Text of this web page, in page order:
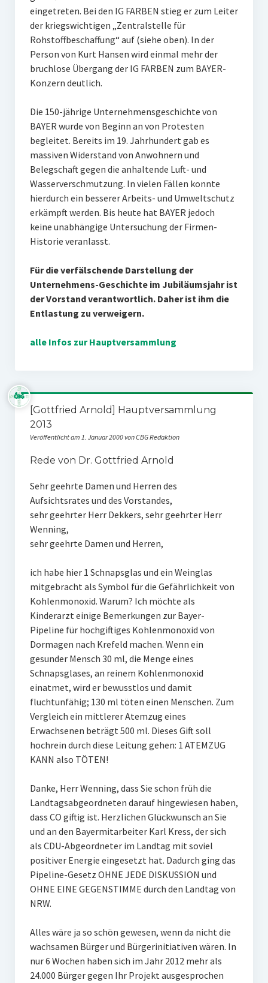
eingetreten. Bei den IG FARBEN stieg er zum Leiter
der kriegswichtigen „Zentralstelle für
Rohstoffbeschaffung“ auf (siehe oben). In der
Person von Kurt Hansen wird einmal mehr der
bruchlose Übergang der IG FARBEN zum BAYER-
Konzern deutlich.
Die 150-jährige Unternehmensgeschichte von
BAYER wurde von Beginn an von Protesten
begleitet. Bereits im 19. Jahrhundert gab es
massiven Widerstand von Anwohnern und
Belegschaft gegen die anhaltende Luft- und
Wasserverschmutzung. In vielen Fällen konnte
hierdurch ein besserer Arbeits- und Umweltschutz
erkämpft werden. Bis heute hat BAYER jedoch
keine unabhängige Untersuchung der Firmen-
Historie veranlasst.
Für die verfälschende Darstellung der
Unternehmens-Geschichte im Jubiläumsjahr ist
der Vorstand verantwortlich. Daher ist ihm die
Entlastung zu verweigern.
alle Infos zur Hauptversammlung
[Gottfried Arnold] Hauptversammlung
2013
Veröffentlicht am 1. Januar 2000 von CBG Redaktion
Rede von Dr. Gottfried Arnold
Sehr geehrte Damen und Herren des
Aufsichtsrates und des Vorstandes,
sehr geehrter Herr Dekkers, sehr geehrter Herr
Wenning,
sehr geehrte Damen und Herren,
ich habe hier 1 Schnapsglas und ein Weinglas
mitgebracht als Symbol für die Gefährlichkeit von
Kohlenmonoxid. Warum? Ich möchte als
Kinderarzt einige Bemerkungen zur Bayer-
Pipeline für hochgiftiges Kohlenmonoxid von
Dormagen nach Krefeld machen. Wenn ein
gesunder Mensch 30 ml, die Menge eines
Schnapsglases, an reinem Kohlenmonoxid
einatmet, wird er bewusstlos und damit
fluchtunfähig; 130 ml töten einen Menschen. Zum
Vergleich ein mittlerer Atemzug eines
Erwachsenen beträgt 500 ml. Dieses Gift soll
hochrein durch diese Leitung gehen: 1 ATEMZUG
KANN also TÖTEN!
Danke, Herr Wenning, dass Sie schon früh die
Landtagsabgeordneten darauf hingewiesen haben,
dass CO giftig ist. Herzlichen Glückwunsch an Sie
und an den Bayermitarbeiter Karl Kress, der sich
als CDU-Abgeordneter im Landtag mit soviel
positiver Energie eingesetzt hat. Dadurch ging das
Pipeline-Gesetz OHNE JEDE DISKUSSION und
OHNE EINE GEGENSTIMME durch den Landtag von
NRW.
Alles wäre ja so schön gewesen, wenn da nicht die
wachsamen Bürger und Bürgerinitiativen wären. In
nur 6 Wochen haben sich im Jahr 2012 mehr als
24.000 Bürger gegen Ihr Projekt ausgesprochen